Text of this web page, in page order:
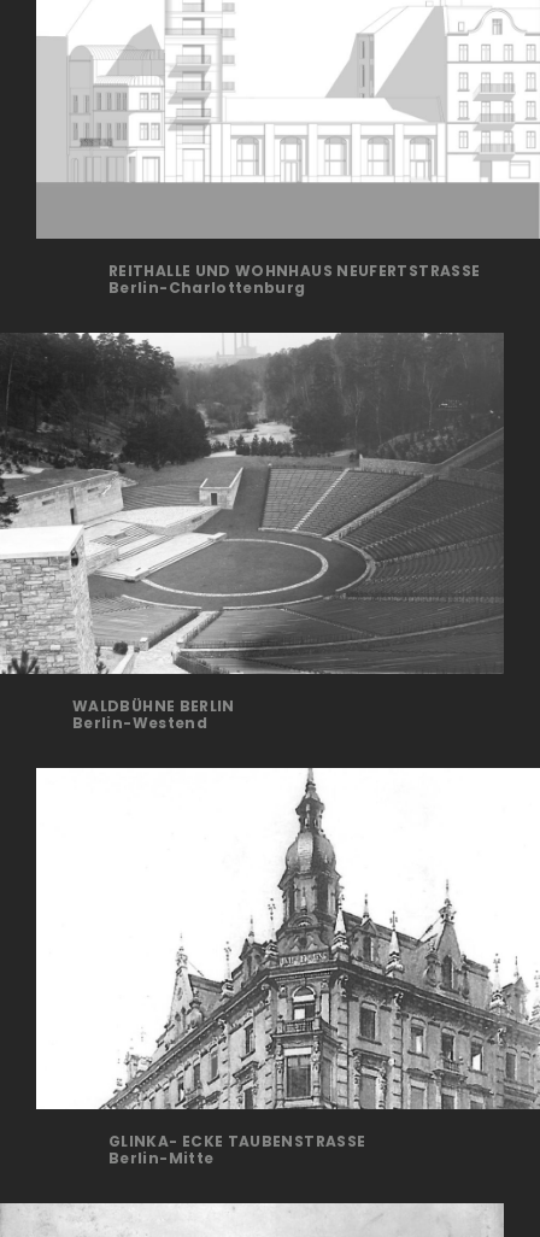
REITHALLE UND WOHNHAUS NEUFERTSTRASSE
Berlin-Charlottenburg
WALDBÜHNE BERLIN
Berlin-Westend
GLINKA- ECKE TAUBENSTRASSE
Berlin-Mitte